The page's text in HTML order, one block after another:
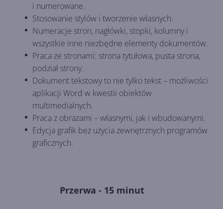
i numerowane.
Stosowanie stylów i tworzenie własnych.
Numeracje stron, nagłówki, stopki, kolumny i
wszystkie inne niezbędne elementy dokumentów.
Praca ze stronami: strona tytułowa, pusta strona,
podział strony.
Dokument tekstowy to nie tylko tekst – możliwości
aplikacji Word w kwestii obiektów
multimedialnych.
Praca z obrazami – własnymi, jak i wbudowanymi.
Edycja grafik bez użycia zewnętrznych programów
graficznych.
Przerwa - 15 minut